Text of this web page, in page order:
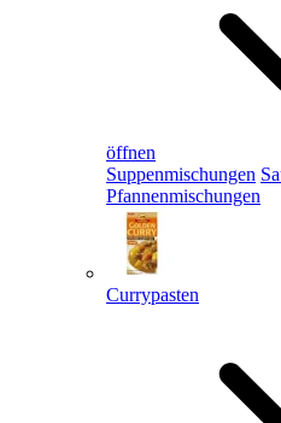
öffnen
Suppenmischungen
Pfannenmischungen
Currypasten